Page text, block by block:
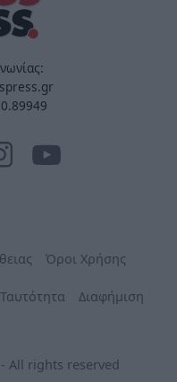
Όροι Χρήσης
Ταυτότητα Διαφήμιση
All rights reserved